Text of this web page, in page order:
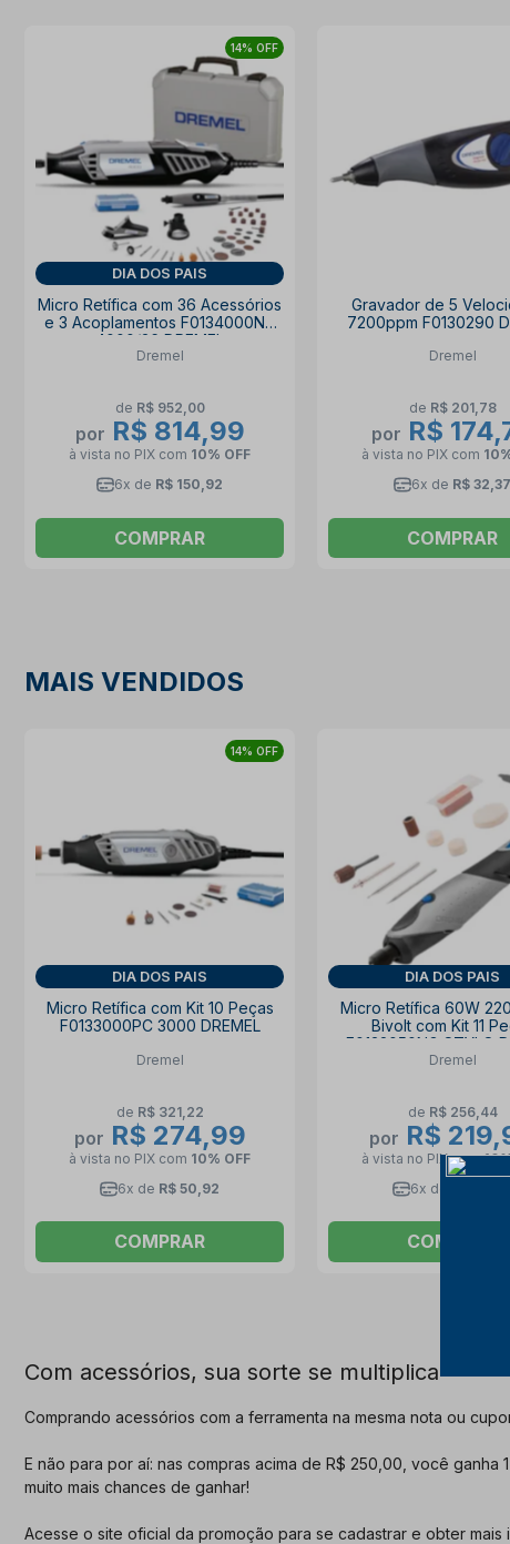
14% OFF
DIA DOS PAIS
Micro Retífica com 36 Acessórios
e 3 Acoplamentos F0134000NC
4000/36 DREMEL
Dremel
de R$ 952,00
por R$ 814,99
à vista no PIX com 10% OFF
6x de R$ 150,92
COMPRAR
Gravador de 5
7200ppm F0130290
Dremel
de R$ 201,78
por R$
à vista no PIX com
6x de R$ 32,37
COMPRAR
MAIS VENDIDOS
14% OFF
DIA DOS PAIS
Micro Retífica com Kit 10 Peças
F0133000PC 3000 DREMEL
Dremel
de R$ 321,22
por R$ 274,99
à vista no PIX com 10% OFF
6x de R$ 50,92
COMPRAR
DIA DOS PAIS
Micro Retífica 60W
Bivolt com Kit 11
F0132050NG STYLO
Dremel
de R$ 256,44
por R$
à vista no PIXcom
6x de
COMPRAR
Com acessórios, sua sorte se multiplica
Comprando acessórios com a ferramenta na mesma nota ou
E não para por aí: nas compras acima de R$ 250,00, você
muito mais chances de ganhar!
Acesse o site oficial da promoção para se cadastrar e obter mais